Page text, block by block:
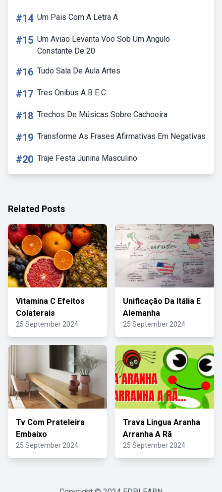
#14 Um Pais Com A Letra A
#15 Um Aviao Levanta Voo Sob Um Angulo
Constante De 20
#16 Tudo Sala De Aula Artes
#17 Tres Onibus A B E C
#18 Trechos De Músicas Sobre Cachoeira
#19 Transforme As Frases Afirmativas Em Negativas
#20 Traje Festa Junina Masculino
Related Posts
Vitamina C Efeitos
Colaterais
25 September 2024
Unificação Da Itália E
Alemanha
25 September 2024
Tv Com Prateleira
Embaixo
25 September 2024
Trava Lingua Aranha
Arranha A Rã
25 September 2024